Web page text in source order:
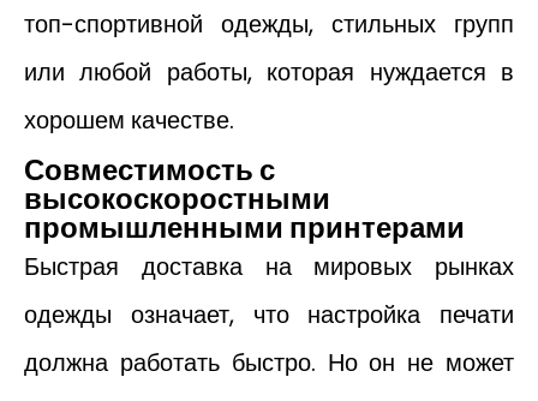
топ-спортивной одежды, стильных групп
или любой работы, которая нуждается в
хорошем качестве.
Совместимость с
высокоскоростными
промышленными принтерами
Быстрая доставка на мировых рынках
одежды означает, что настройка печати
должна работать быстро. Но он не может